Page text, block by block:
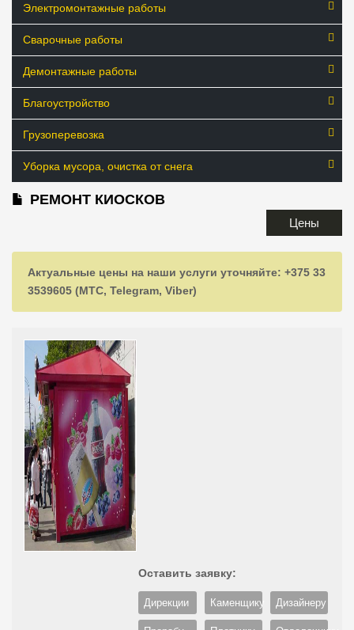
Электромонтажные работы
Сварочные работы
Демонтажные работы
Благоустройство
Грузоперевозка
Уборка мусора, очистка от снега
РЕМОНТ КИОСКОВ
Цены
Актуальные цены на наши услуги уточняйте: +375 33
3539605 (МТС, Telegram, Viber)
Оставить заявку:
Дирекции Каменщику Дизайнеру